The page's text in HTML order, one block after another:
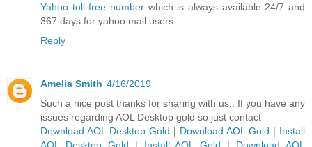
Yahoo toll free number which is always available 24/7 and
367 days for yahoo mail users.
Reply
Amelia Smith 4/16/2019
Such a nice post thanks for sharing with us.. If you have any
issues regarding AOL Desktop gold so just contact
Download AOL Desktop Gold | Download AOL Gold | Install
AOL Desktop Gold | Install AOL Gold | Download AOL